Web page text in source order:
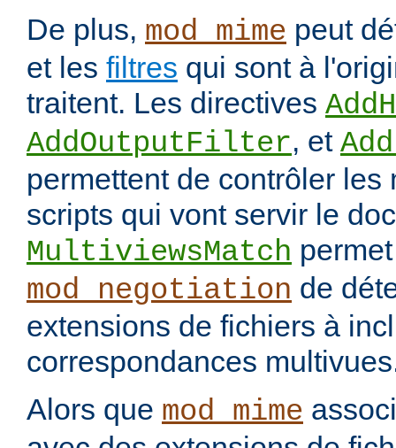
De plus, mod_mime peut
et les filtres qui sont à
traitent. Les directives
AddOutputFilter, et
permettent de contrôler les
scripts qui vont servir le
MultiviewsMatch
mod_negotiation de
extensions de fichiers à
correspondances
Alors que mod_mime